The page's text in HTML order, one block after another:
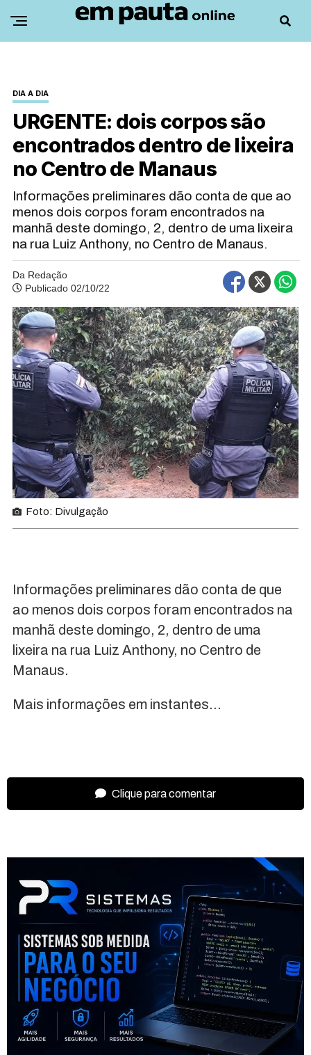
DIA A DIA
URGENTE: dois corpos são
encontrados dentro de lixeira
no Centro de Manaus
Informações preliminares dão conta de que ao
menos dois corpos foram encontrados na
manhã deste domingo, 2, dentro de uma lixeira
na rua Luiz Anthony, no Centro de Manaus.
Da Redação
Publicado 02/10/22
Foto: Divulgação
Informações preliminares dão conta de que
ao menos dois corpos foram encontrados na
manhã deste domingo, 2, dentro de uma
lixeira na rua Luiz Anthony, no Centro de
Manaus.
Mais informações em instantes…
Clique para comentar